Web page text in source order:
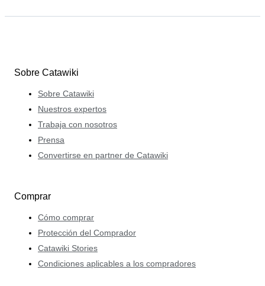
Sobre Catawiki
Sobre Catawiki
Nuestros expertos
Trabaja con nosotros
Prensa
Convertirse en partner de Catawiki
Comprar
Cómo comprar
Protección del Comprador
Catawiki Stories
Condiciones aplicables a los compradores